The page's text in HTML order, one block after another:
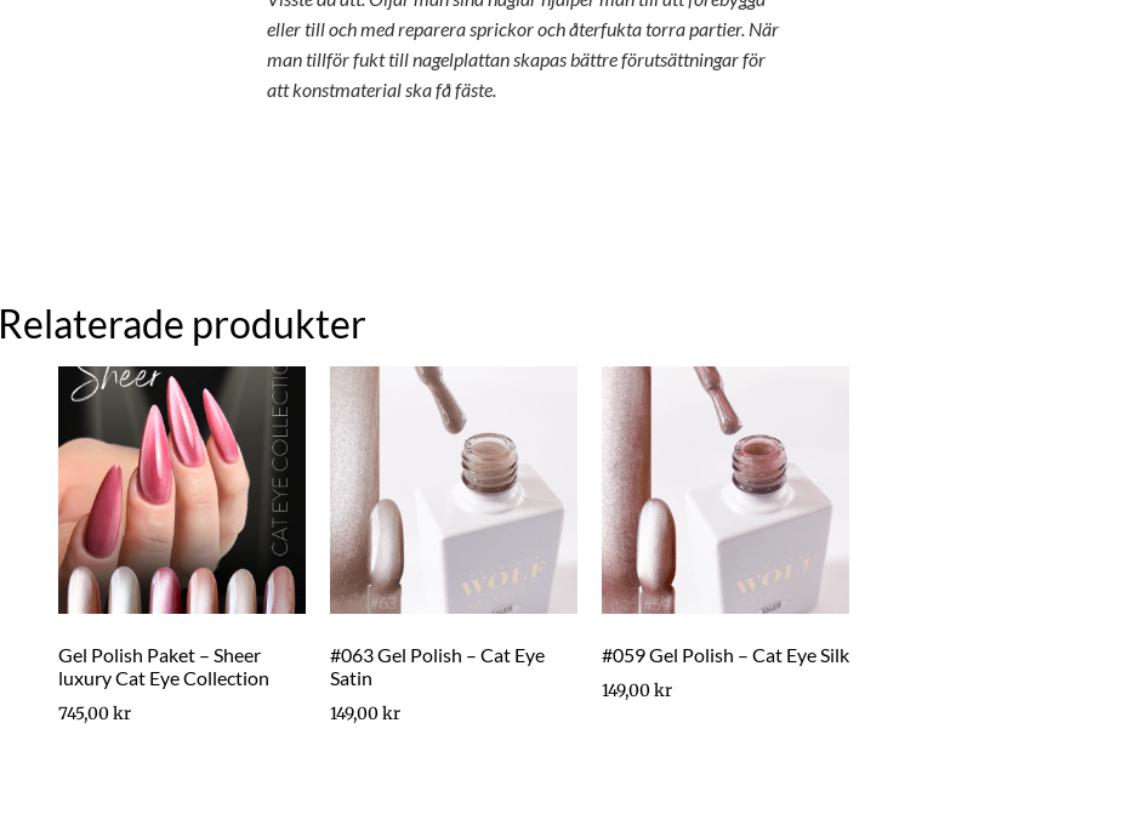
eller till och med reparera sprickor och återfukta torra partier. När
man tillför fukt till nagelplattan skapas bättre förutsättningar för
att konstmaterial ska få fäste.
Relaterade produkter
Gel Polish Paket – Sheer
luxury Cat Eye Collection
745,00kr
#063 Gel Polish – Cat Eye
Satin
149,00kr
#059 Gel Polish – Cat Eye Silk
149,00kr